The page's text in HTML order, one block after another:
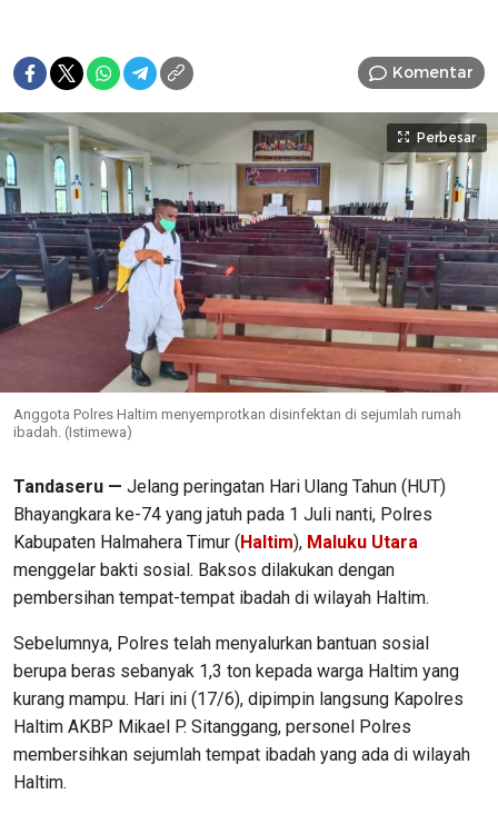
Komentar
Perbesar
Anggota Polres Haltim menyemprotkan disinfektan di sejumlah rumah
ibadah. (Istimewa)
Tandaseru — Jelang peringatan Hari Ulang Tahun (HUT)
Bhayangkara ke-74 yang jatuh pada 1 Juli nanti, Polres
Kabupaten Halmahera Timur (Haltim), Maluku Utara
menggelar bakti sosial. Baksos dilakukan dengan
pembersihan tempat-tempat ibadah di wilayah Haltim.
Sebelumnya, Polres telah menyalurkan bantuan sosial
berupa beras sebanyak 1,3 ton kepada warga Haltim yang
kurang mampu. Hari ini (17/6), dipimpin langsung Kapolres
Haltim AKBP Mikael P. Sitanggang, personel Polres
membersihkan sejumlah tempat ibadah yang ada di wilayah
Haltim.